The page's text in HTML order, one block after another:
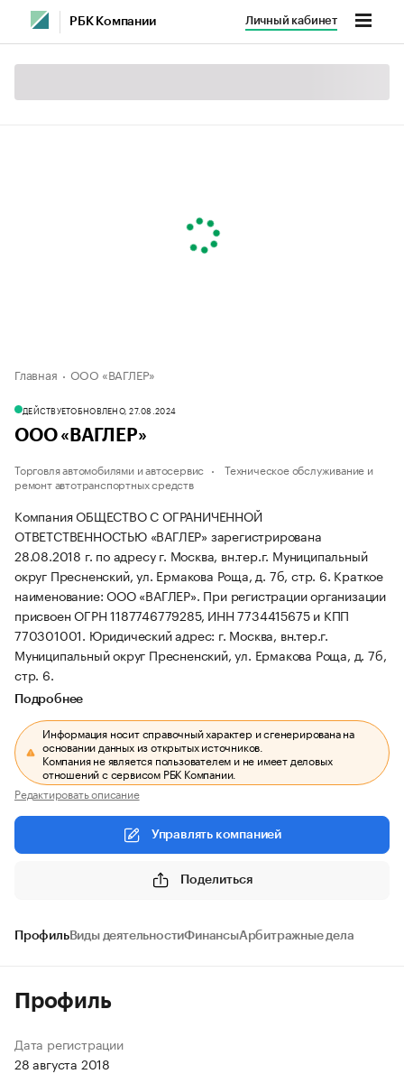
РБК Компании Личный кабинет
Главная ООО «ВАГЛЕР»
ДЕЙСТВУЕТОБНОВЛЕНО, 27.08.2024
ООО «ВАГЛЕР»
Торговля автомобилями и автосервис
Техническое обслуживание и
ремонт автотранспортных средств
Компания ОБЩЕСТВО С ОГРАНИЧЕННОЙ
ОТВЕТСТВЕННОСТЬЮ «ВАГЛЕР» зарегистрирована
28.08.2018 г. по адресу г. Москва, вн.тер.г. Муниципальный
округ Пресненский, ул. Ермакова Роща, д. 7б, стр. 6. Краткое
наименование: ООО «ВАГЛЕР». При регистрации организации
присвоен ОГРН 1187746779285, ИНН 7734415675 и КПП
770301001. Юридический адрес: г. Москва, вн.тер.г.
Муниципальный округ Пресненский, ул. Ермакова Роща, д. 7б,
стр. 6.
Подробнее
Информация носит справочный характер и сгенерирована на
основании данных из открытых источников.
Компания не является пользователем и не имеет деловых
отношений с сервисом РБК Компании.
Редактировать описание
Управлять компанией
Поделиться
ПрофильВиды деятельностиФинансыАрбитражные дела
Профиль
Дата регистрации
28 августа 2018